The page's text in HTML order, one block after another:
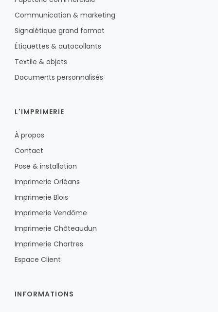
Communication & marketing
Signalétique grand format
Étiquettes & autocollants
Textile & objets
Documents personnalisés
L'IMPRIMERIE
À propos
Contact
Pose & installation
Imprimerie Orléans
Imprimerie Blois
Imprimerie Vendôme
Imprimerie Châteaudun
Imprimerie Chartres
Espace Client
INFORMATIONS